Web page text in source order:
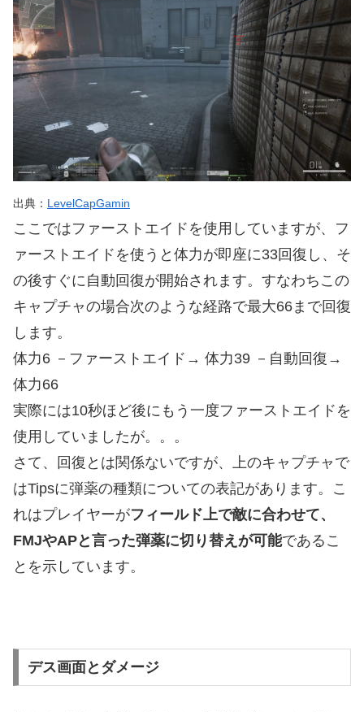
出典： LevelCapGamin
ここではファーストエイドを使用していますが、フ
ァーストエイドを使うと体力が即座に33回復し、そ
の後すぐに自動回復が開始されます。すなわちこの
キャプチャの場合次のような経路で最大66まで回復
します。
体力6 －ファーストエイド→ 体力39 －自動回復→
体力66
実際には10秒ほど後にもう一度ファーストエイドを
使用していましたが。。。
さて、回復とは関係ないですが、上のキャプチャで
はTipsに弾薬の種類についての表記があります。こ
れはプレイヤーがフィールド上で敵に合わせて、
FMJやAPと言った弾薬に切り替えが可能であるこ
とを示しています。
デス画面とダメージ